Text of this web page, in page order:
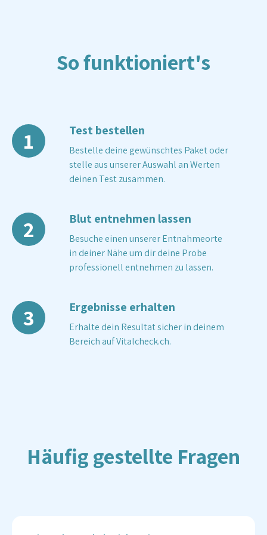
So funktioniert's
1 Test bestellen
Bestelle deine gewünschtes Paket oder
stelle aus unserer Auswahl an Werten
deinen Test zusammen.
2 Blut entnehmen lassen
Besuche einen unserer Entnahmeorte
in deiner Nähe um dir deine Probe
professionell entnehmen zu lassen.
3 Ergebnisse erhalten
Erhalte dein Resultat sicher in deinem
Bereich auf Vitalcheck.ch.
Häufig gestellte Fragen